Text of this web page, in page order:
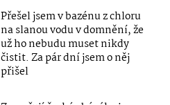
Přešel jsem v bazénu z chloru
na slanou vodu v domnění, že
už ho nebudu muset nikdy
čistit. Za pár dní jsem o něj
přišel